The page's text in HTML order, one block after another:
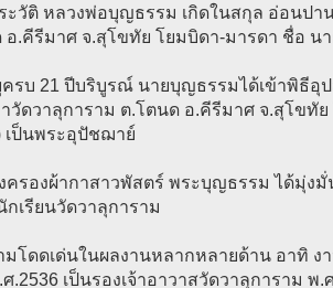
ะวัติ หลวงพ่อบุญธรรม เกิดในสกุล อ่อนปา
อ.คีรีมาศ จ.สุโขทัย โยมบิดา-มารดา ชื่อ
ครบ 21 ปีบริบูรณ์ นายบุญธรรมได้เข้าพิธี
วัดวาลุการาม ต.โตนด อ.คีรีมาศ จ.สุโขทั
เป็นพระอุปัชฌาย์
ครองผ้ากาสาวพัสตร์ พระบุญธรรม ได้มุ่ง
กเรียนวัดวาลุการาม
มโดดเด่นในผลงานหลากหลายด้าน อาทิ ง
ศ.2536 เป็นรองเจ้าอาวาสวัดวาลุการาม